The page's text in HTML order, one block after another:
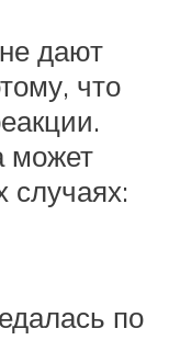
дают
что
может
случаях:
по